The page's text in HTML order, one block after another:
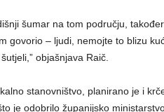
šumar na tom području,
govorio – ljudi, nemojte to blizu
objašnjava Raič.
stanovništvo, planirano je i
je odobrilo županijsko